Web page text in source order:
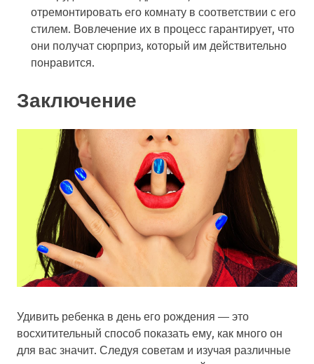
отремонтировать его комнату в соответствии с его
стилем. Вовлечение их в процесс гарантирует, что
они получат сюрприз, который им действительно
понравится.
Заключение
Удивить ребенка в день его рождения — это
восхитительный способ показать ему, как много он
для вас значит. Следуя советам и изучая различные